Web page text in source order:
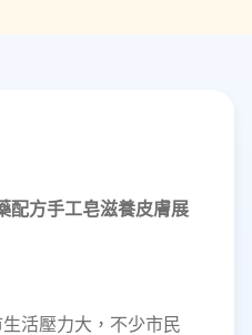
配方手工皂滋養皮膚展
活壓力大，不少市民